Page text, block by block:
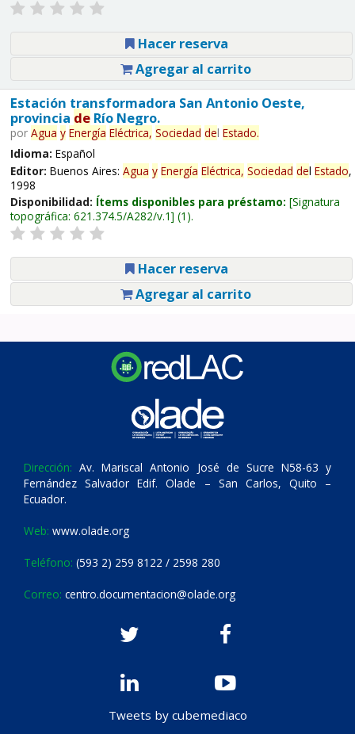
Hacer reserva
Agregar al carrito
Estación transformadora San Antonio Oeste,
provincia deRío Negro.
por Agua y Energía Eléctrica, Sociedad del Estado.
Idioma: Español
Editor: Buenos Aires: Agua y Energía Eléctrica, Sociedad del Estado,
1998
Disponibilidad: Ítems disponibles para préstamo: Signatura
topográfica: 621.374.5/A282/v.1 (1).
Hacer reserva
Agregar al carrito
Dirección: Av. Mariscal Antonio José de Sucre N58-63 y
Fernández Salvador Edif. Olade – San Carlos, Quito –
Ecuador.
Web: www.olade.org
Teléfono: (593 2) 259 8122 / 2598 280
Correo: centro.documentacion@olade.org
Tweets by cubemediaco